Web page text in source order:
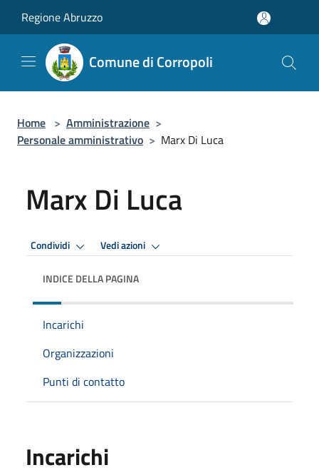
Regione Abruzzo
Comune di Corropoli
Home > Amministrazione >
Personale amministrativo > Marx Di Luca
Marx Di Luca
Condividi Vedi azioni
INDICE DELLA PAGINA
Incarichi
Organizzazioni
Punti di contatto
Incarichi